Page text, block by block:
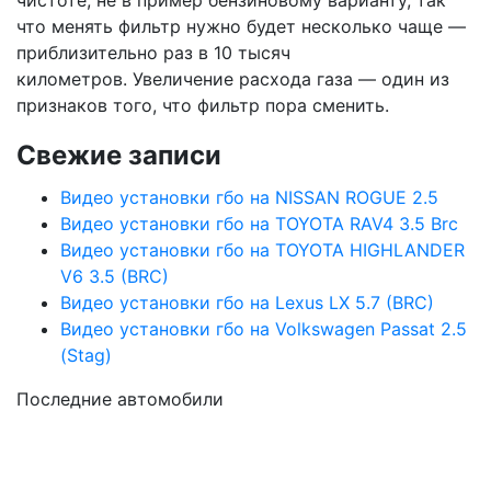
что менять фильтр нужно будет несколько чаще —
приблизительно раз в 10 тысяч
километров. Увеличение расхода газа — один из
признаков того, что фильтр пора сменить.
Свежие записи
Видео установки гбо на NISSAN ROGUE 2.5
Видео установки гбо на TOYOTA RAV4 3.5 Brc
Видео установки гбо на TOYOTA HIGHLANDER
V6 3.5 (BRC)
Видео установки гбо на Lexus LX 5.7 (BRC)
Видео установки гбо на Volkswagen Passat 2.5
(Stag)
Последние автомобили